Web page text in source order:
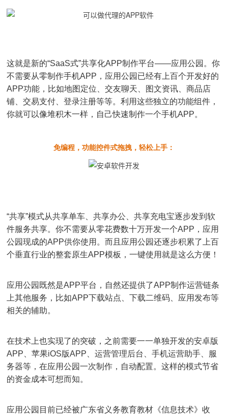
这就是新的“SaaS式”共享化APP制作平台——应用公园。你
不需要从零制作手机APP，应用公园已经有上百个开发好的
APP功能，比如地图定位、交友聊天、图文资讯、商品店
铺、交易支付、登录注册等等。利用这些独立的功能组件，
你就可以像堆积木一样，自己快速制作一个手机APP。
免编程，功能控件式拖拽，轻松上手：
“共享”模式从共享单车、共享办公、共享充电宝逐步发到软
件服务共享。你不需要从零花费数十万开发一个APP，应用
公园现成的APP供你使用。而且应用公园还逐步积累了上百
个垂直行业的整套原生APP模板，一键使用就是这么方便！
应用公园既然是APP平台，自然还提供了APP制作运营链条
上其他服务，比如APP下载站点、下载二维码、应用发布等
相关的辅助。
在技术上也实现了的突破，之前需要一一单独开发的安卓版
APP、苹果iOS版APP、运营管理后台、手机运营助手、服
务器等，在应用公园一次制作，自动配置。这样的模式节省
的资金成本可想而知。
应用公园目前已经被广东省义务教育教材《信息技术》收